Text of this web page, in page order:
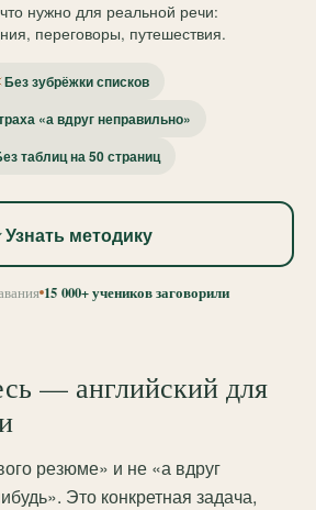
нужно для реальной речи:
переговоры, путешествия.
Без зубрёжки списков
«а вдруг неправильно»
таблиц на 50 страниц
Узнать методику
15 000+ учеников заговорили
— английский для
резюме» и не «а вдруг
Это конкретная задача,